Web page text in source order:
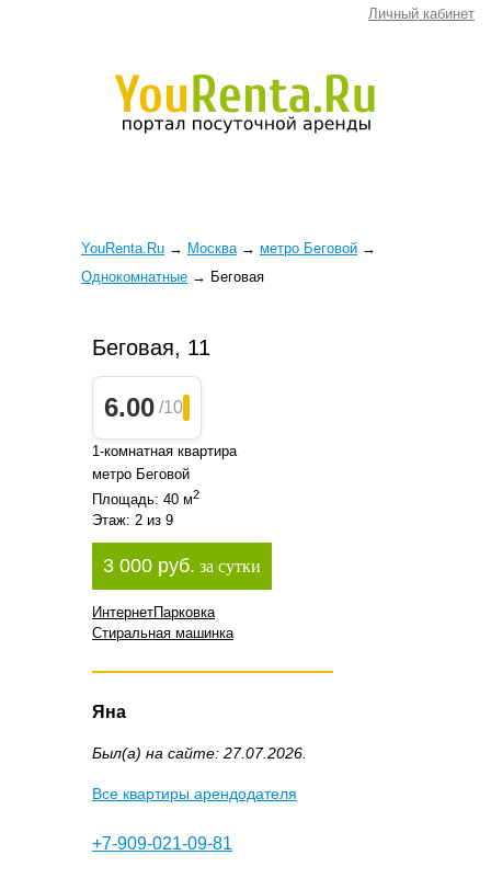
Личный кабинет
YouRenta.Ru → Москва → метро Беговой →
Однокомнатные → Беговая
Беговая, 11
6.00 /10
1-комнатная квартира
метро Беговой
Площадь: 40 м2
Этаж: 2 из 9
3 000 руб. за сутки
ИнтернетПарковка
Стиральная машинка
Яна
Был(а) на сайте: 27.07.2026.
Все квартиры арендодателя
+7-909-021-09-81